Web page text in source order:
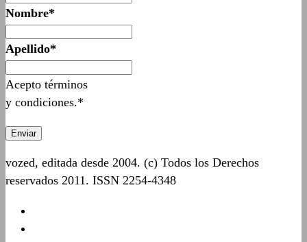
Nombre*
Apellido*
Acepto términos
y condiciones.*
vozed, editada desde 2004. (c) Todos los Derechos
reservados 2011. ISSN 2254-4348